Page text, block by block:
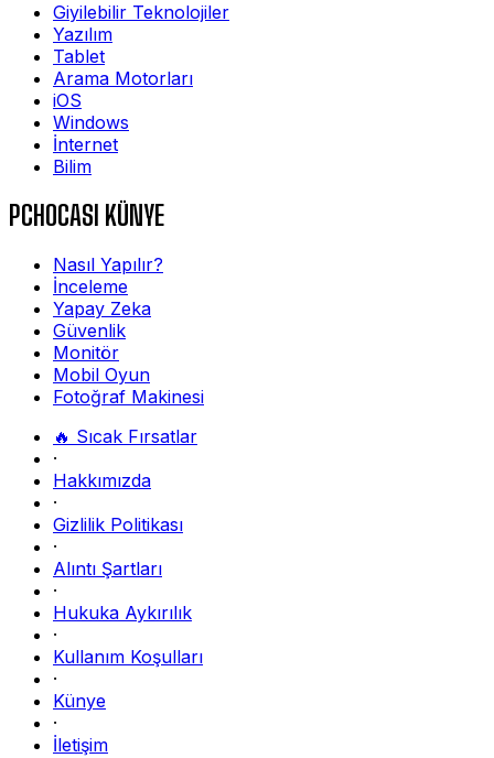
Giyilebilir Teknolojiler
Yazılım
Tablet
Arama Motorları
iOS
Windows
İnternet
Bilim
PCHOCASI KÜNYE
Nasıl Yapılır?
İnceleme
Yapay Zeka
Güvenlik
Monitör
Mobil Oyun
Fotoğraf Makinesi
🔥 Sıcak Fırsatlar
·
Hakkımızda
·
Gizlilik Politikası
·
Alıntı Şartları
·
Hukuka Aykırılık
·
Kullanım Koşulları
·
Künye
·
İletişim